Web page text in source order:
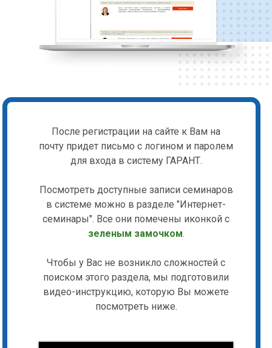
После регистрации на сайте к Вам на
почту придет письмо с логином и паролем
для входа в систему ГАРАНТ.
Посмотреть доступные записи семинаров
в системе можно в разделе "Интернет-
семинары". Все они помечены иконкой с
зеленым замочком.
Чтобы у Вас не возникло сложностей с
поиском этого раздела, мы подготовили
видео-инструкцию, которую Вы можете
посмотреть ниже.